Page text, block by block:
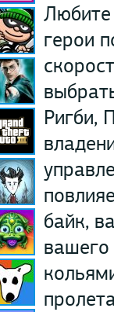
Любите
герои
Ригби,
байк,
вашего